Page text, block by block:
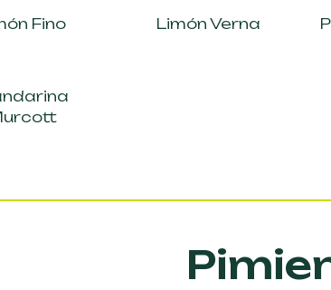
Fino Limón Verna